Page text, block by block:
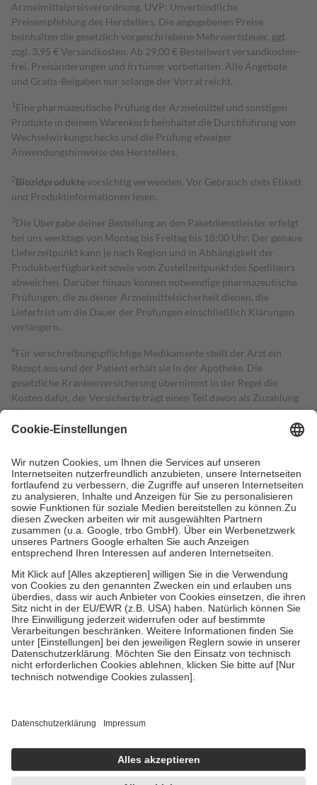
Arzneimittelpreisverordnung. UVP: Unverbindliche
Preisempfehlung des Herstellers. Die angegebenen Preise
beinhalten die gesetzlich vorgeschriebene Mehrwertsteuer, ggf.
zzgl. 3,95 € Versandkosten. Ab 29,00 € Bestell­wert versand­kosten­
frei. Preisänderungen und Irrtümer vorbehalten. Alle Angebote
und Gratis-Beigaben nur solange der Vorrat reicht.
1 Eine pharmazeutische Prüfung der Arzneimittel und sonstigen
Produkte in deinem Warenkorb beinhaltet die Durchführung von
Wechselwirkungschecks und die Prüfung etwaiger
Anwendungshinweise des Herstellers.
2Biozidproduktevorsichtig verwenden. Vor Gebrauch stets Etikett
und Produktinformationen lesen.
3Die Übergabe deiner Bestellung an den Paketdienstleister erfolgt
bei uns werktags von Montag bis Freitag bis 18:00 Uhr. Der genaue
Lieferzeitpunkt kann je nach Region und in Abhängigkeit der
Produktverfügbarkeit sowie vom Zustellzeitpunkt des Spediteurs
abweichen. Darüber hinaus können notwendige pharmazeutische
Prüfungen, die zu deiner Arzneimittelsicherheit dienen, die
Lieferfrist um die Dauer der Prüfungen einschließlich Klärungen
verlängern.
4Für verschreibungspflichtige Medikamente stellt der Arzt ein
Rezept aus und der Patient erhält sie in der Apotheke. Die
gesetzliche Krankenversicherung übernimmt in der Regel die
Kosten dafür, der Versicherte trägt einen Teil davon als Zuzahlung
mit.
Grundsätzlich leisten Mitglieder Zuzahlungen in Höhe von zehn
höchstens zehn Euro.
Es sind jedoch nie mehr als die tatsächlichen
Kosten der Leistung zu entrichten.
Diese Regeln gelten grundsätzlich auch für Online-Apotheken.
Bei Heilmitteln und häuslicher Krankenpflege beträgt die
Zuzahlung zehn Prozent der Kosten sowie zehn Euro je
Verordnung.
Um das Engagement der Versicherten für ihre eigene Gesundheit zu
stärken und die besondere Stellung der Familie zu unterstützen,
fallenkeine Zuzahlungenan bei:
• Kindern und Jugendlichen bis zum vollendeten 18. Lebensjahr
mit Ausnahme der Fahrkosten
• Untersuchungen zur Vorsorge und Früherkennung, die von der
GKV getragen werden
• empfohlenen Schutzimpfungen
• Harn- und Blutteststreifen
getroffen, um sicherzustellen, dass es sich um echte Bewertungen
https://help.etrusted.com/hc/de/articles/4419944605341
Einige Bilder und Inhalte wurden unter Zuhilfenahme künstlicher